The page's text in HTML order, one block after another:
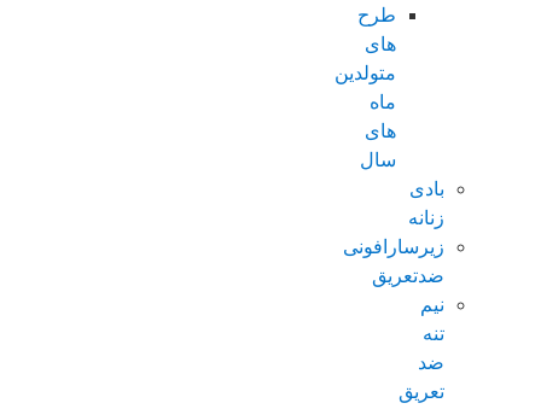
طرح
های
متولدین
ماه
های
سال
بادی
زنانه
زیرسارافونی
ضدتعریق
نیم
تنه
ضد
تعریق